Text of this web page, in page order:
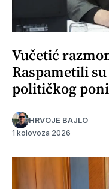
Vučetić
Raspametili
političkog
HRVOJE BAJLO
1 kolovoza 2026